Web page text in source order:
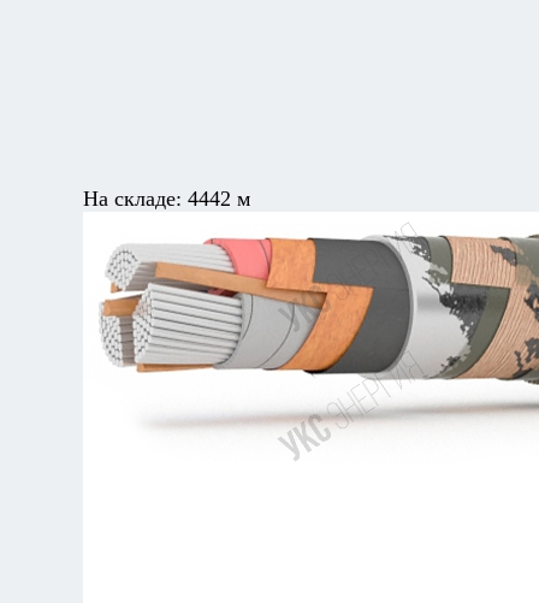
На складе: 4442 м